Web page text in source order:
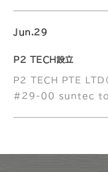
Jun.29
P2 TECH設立
P2 TECH PTE
#29-00 suntec